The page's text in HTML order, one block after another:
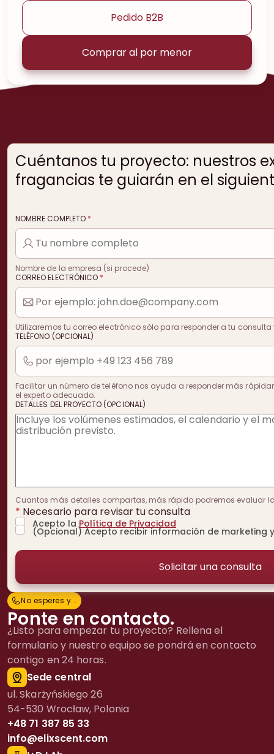
Pedido B2B
Comprar al por menor
No esperes y...
No esperes y...
Ponte en contacto.
¿Listo para empezar tu proyecto? Rellena el
formulario y nuestro equipo se pondrá en contacto
contigo en 24 horas.
Sede central
ul. Skarżyńskiego 26
54-530 Wrocław, Polonia
+48 71 387 85 33
info@elixscent.com
Cuéntanos tu proyecto: nuestros
fragancias te guiarán en el
NOMBRE COMPLETO *
Nombre de la empresa (si procede)
CORREO ELECTRÓNICO *
Utilizaremos tu correo electrónico sólo para responder a tu
TELÉFONO (OPCIONAL)
Facilitar un número de teléfono nos ayuda a responder más
el experto adecuado.
DETALLES DEL PROYECTO (OPCIONAL)
Cuantos más detalles compartas, más rápido podremos evaluar
* Necesario para revisar tu consulta
Acepto la Política de Privacidad
(Opcional) Acepto recibir información de marketing